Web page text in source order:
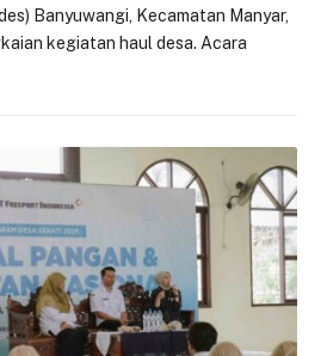
Banyuwangi, Kecamatan Manyar,
kegiatan haul desa. Acara